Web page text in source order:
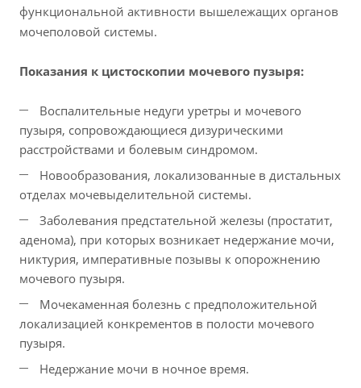
функциональной активности вышележащих органов
мочеполовой системы.
Показания к цистоскопии мочевого пузыря:
Воспалительные недуги уретры и мочевого
пузыря, сопровождающиеся дизурическими
расстройствами и болевым синдромом.
Новообразования, локализованные в дистальных
отделах мочевыделительной системы.
Заболевания предстательной железы (простатит,
аденома), при которых возникает недержание мочи,
никтурия, императивные позывы к опорожнению
мочевого пузыря.
Мочекаменная болезнь с предположительной
локализацией конкрементов в полости мочевого
пузыря.
Недержание мочи в ночное время.